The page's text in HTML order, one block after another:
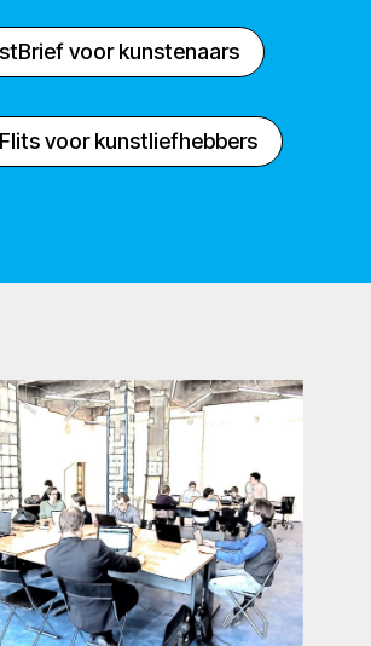
voor kunstenaars
voor kunstliefhebbers